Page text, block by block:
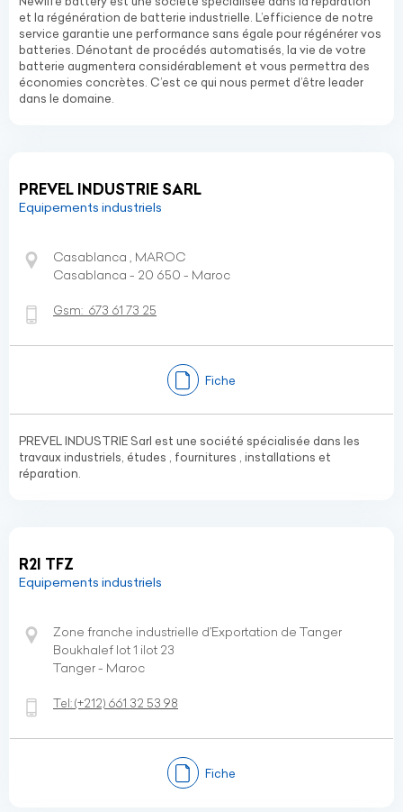
et la régénération de batterie industrielle. L’efficience de notre
service garantie une performance sans égale pour régénérer vos
batteries. Dénotant de procédés automatisés, la vie de votre
batterie augmentera considérablement et vous permettra des
économies concrètes. C’est ce qui nous permet d’être leader
dans le domaine.
PREVEL INDUSTRIE SARL
Equipements industriels
Casablanca , MAROC
Casablanca - 20 650 - Maroc
Gsm: 673 61 73 25
Fiche
PREVEL INDUSTRIE Sarl est une société spécialisée dans les
travaux industriels, études , fournitures , installations et
réparation.
R2I TFZ
Equipements industriels
Zone franche industrielle d’Exportation de Tanger
Boukhalef lot 1 ilot 23
Tanger - Maroc
Tel:(+212) 661 32 53 98
Fiche